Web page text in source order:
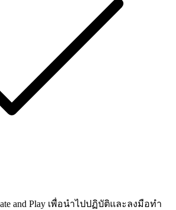
and Play เพื่อนำไปปฏิบัติและลงมือทำ